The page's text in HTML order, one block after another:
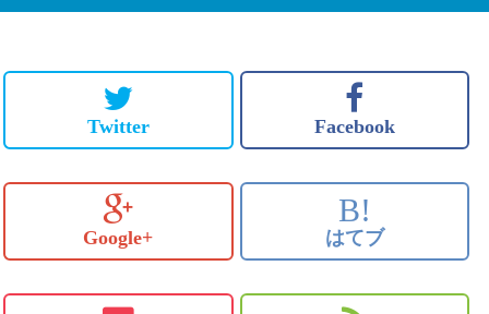
Twitter Facebook
Google+
B!
はてブ